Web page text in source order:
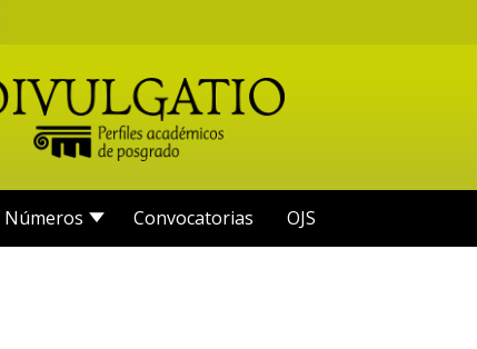
Números Convocatorias OJS